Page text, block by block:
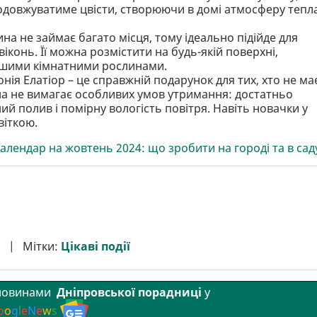
цвісти, створюючи в домі атмосферу
не займає багато місця, тому ідеально підійде для
Її можна розмістити на будь-якій поверхні,
кімнатними рослинами.
Елатіор – це справжній подарунок для тих, хто не
не вимагає особливих умов утримання: достатньо
полив і помірну вологість повітря. Навіть новачки у
на жовтень 2024: що зробити на городі та в
Мітки: Цікаві події
Дніпровської порадниці у
ogleNews